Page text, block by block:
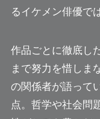
るイケメン俳優で
作品ごとに徹底し
まで努力を惜しま
の関係者が語って
点。哲学や社会問